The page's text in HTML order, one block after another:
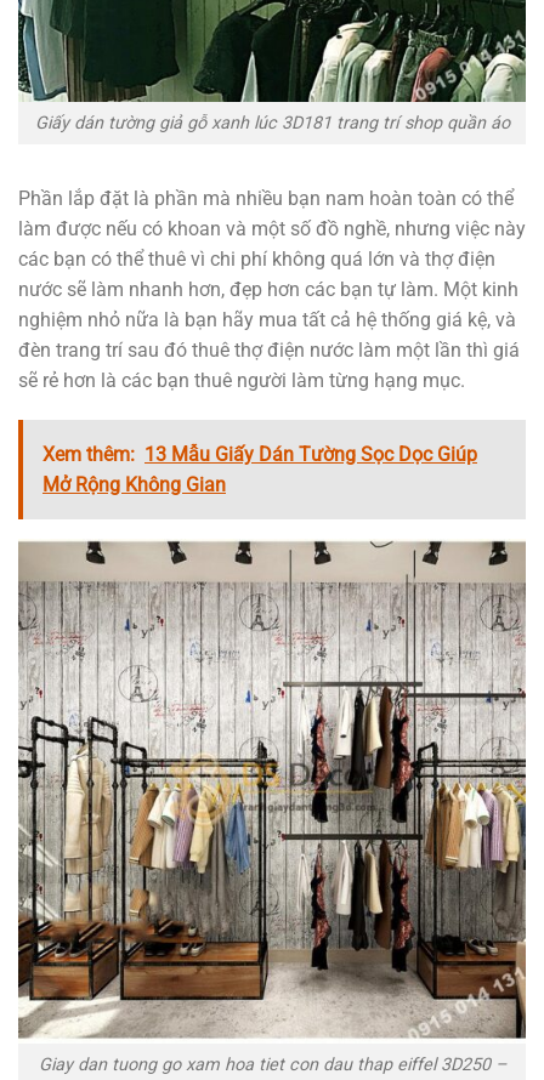
Giấy dán tường giả gỗ xanh lúc 3D181 trang trí shop quần áo
Phần lắp đặt là phần mà nhiều bạn nam hoàn toàn có thể
làm được nếu có khoan và một số đồ nghề, nhưng việc này
các bạn có thể thuê vì chi phí không quá lớn và thợ điện
nước sẽ làm nhanh hơn, đẹp hơn các bạn tự làm. Một kinh
nghiệm nhỏ nữa là bạn hãy mua tất cả hệ thống giá kệ, và
đèn trang trí sau đó thuê thợ điện nước làm một lần thì giá
sẽ rẻ hơn là các bạn thuê người làm từng hạng mục.
Xem thêm: 13 Mẫu Giấy Dán Tường Sọc Dọc Giúp
Mở Rộng Không Gian
Giay dan tuong go xam hoa tiet con dau thap eiffel 3D250 –